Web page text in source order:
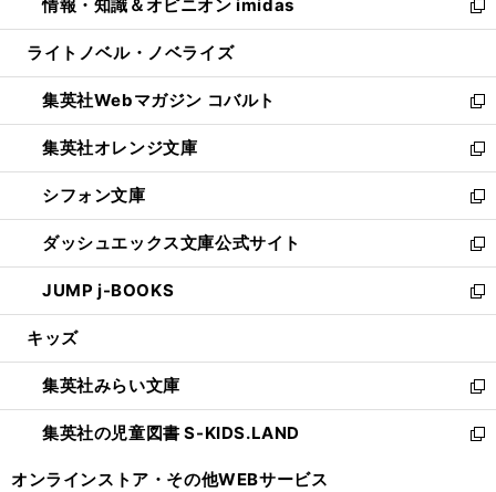
く
で
開
ド
ウ
開
く
ィ
ン
ウ
で
開
く
い
ウ
ン
ド
ウ
で
開
く
情報・知識＆オピニオン imidas
新
し
ウ
ィ
ン
ド
ウ
で
開
く
ライトノベル・ノベライズ
集英社Webマガジン コバルト
新
し
い
ウ
ィ
ン
ド
ウ
で
開
集英社オレンジ文庫
新
し
い
ウ
ィ
ン
ド
ウ
開
く
シフォン文庫
新
し
い
ウ
ィ
ン
ウ
で
開
く
ダッシュエックス文庫公式サイト
新
し
い
ウ
ン
ド
ウ
で
JUMP j-BOOKS
新
し
ウ
ィ
ン
ド
キッズ
集英社みらい文庫
新
し
い
集英社の児童図書 S-KIDS.LAND
新
オンラインストア・ その他WEBサービス